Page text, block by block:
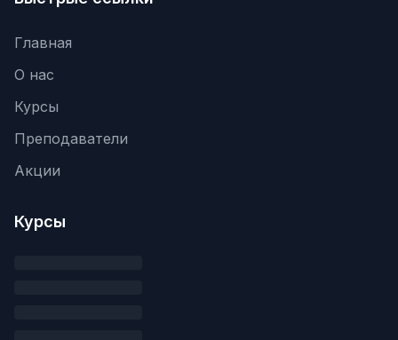
Главная
О нас
Курсы
Преподаватели
Акции
Курсы